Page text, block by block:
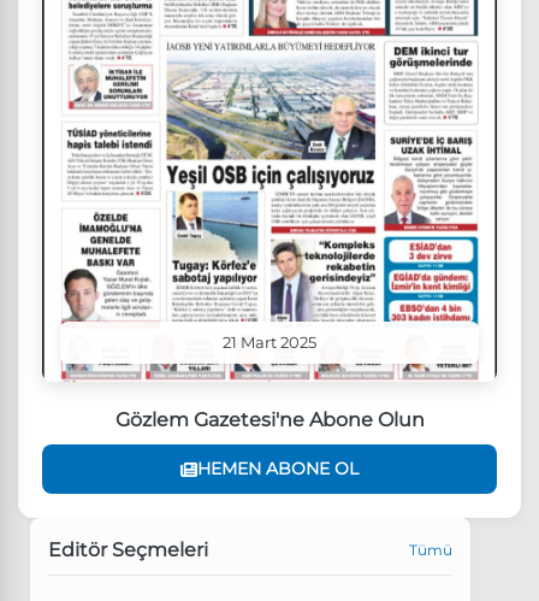
21 Mart 2025
Gözlem Gazetesi'ne Abone Olun
HEMEN ABONE OL
Editör Seçmeleri Tümü